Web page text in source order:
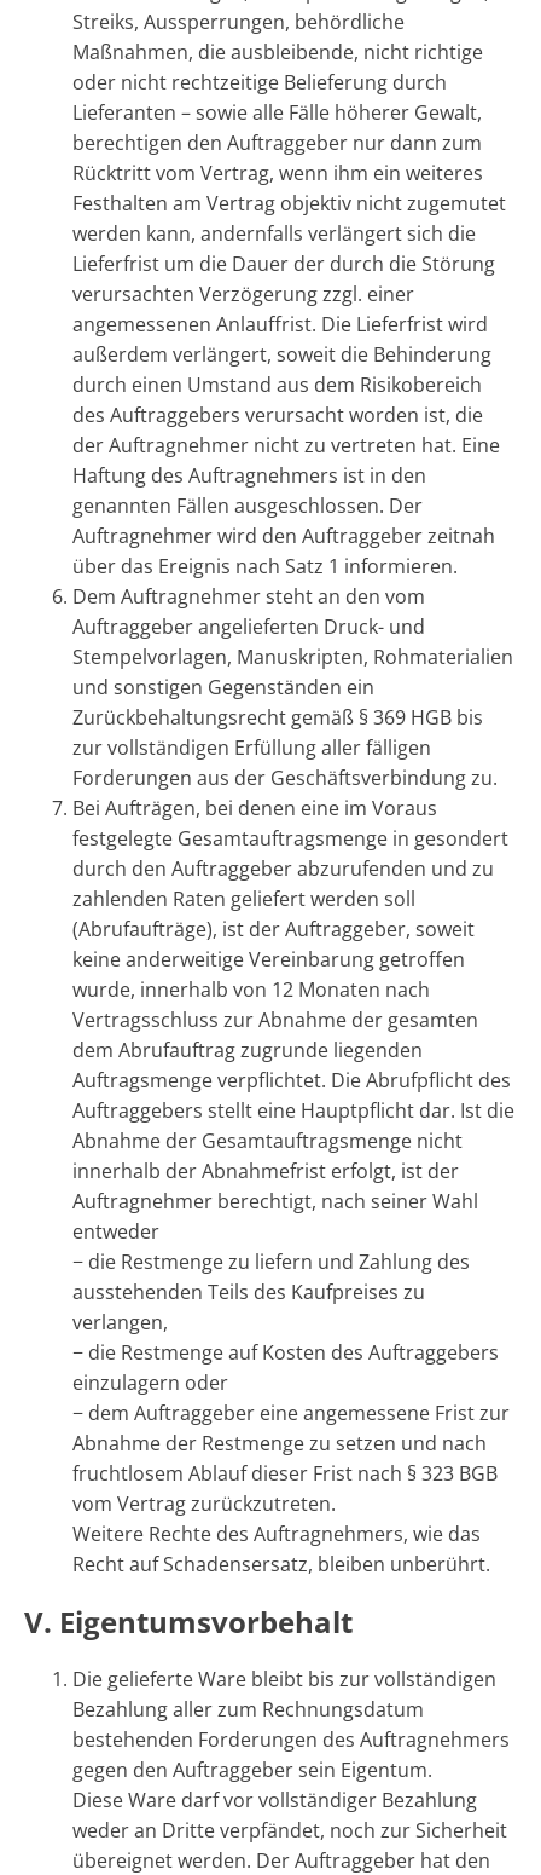
Streiks, Aussperrungen, behördliche
Maßnahmen, die ausbleibende, nicht richtige
oder nicht rechtzeitige Belieferung durch
Lieferanten – sowie alle Fälle höherer Gewalt,
berechtigen den Auftraggeber nur dann zum
Rücktritt vom Vertrag, wenn ihm ein weiteres
Festhalten am Vertrag objektiv nicht zugemutet
werden kann, andernfalls verlängert sich die
Lieferfrist um die Dauer der durch die Störung
verursachten Verzögerung zzgl. einer
angemessenen Anlauffrist. Die Lieferfrist wird
außerdem verlängert, soweit die Behinderung
durch einen Umstand aus dem Risikobereich
des Auftraggebers verursacht worden ist, die
der Auftragnehmer nicht zu vertreten hat. Eine
Haftung des Auftragnehmers ist in den
genannten Fällen ausgeschlossen. Der
Auftragnehmer wird den Auftraggeber zeitnah
über das Ereignis nach Satz 1 informieren.
Dem Auftragnehmer steht an den vom
Auftraggeber angelieferten Druck- und
Stempelvorlagen, Manuskripten, Rohmaterialien
und sonstigen Gegenständen ein
Zurückbehaltungsrecht gemäß § 369 HGB bis
zur vollständigen Erfüllung aller fälligen
Forderungen aus der Geschäftsverbindung zu.
Bei Aufträgen, bei denen eine im Voraus
festgelegte Gesamtauftragsmenge in gesondert
durch den Auftraggeber abzurufenden und zu
zahlenden Raten geliefert werden soll
(Abrufaufträge), ist der Auftraggeber, soweit
keine anderweitige Vereinbarung getroffen
wurde, innerhalb von 12 Monaten nach
Vertragsschluss zur Abnahme der gesamten
dem Abrufauftrag zugrunde liegenden
Auftragsmenge verpflichtet. Die Abrufpflicht des
Auftraggebers stellt eine Hauptpflicht dar. Ist die
Abnahme der Gesamtauftragsmenge nicht
innerhalb der Abnahmefrist erfolgt, ist der
Auftragnehmer berechtigt, nach seiner Wahl
entweder
− die Restmenge zu liefern und Zahlung des
ausstehenden Teils des Kaufpreises zu
verlangen,
− die Restmenge auf Kosten des Auftraggebers
einzulagern oder
− dem Auftraggeber eine angemessene Frist zur
Abnahme der Restmenge zu setzen und nach
fruchtlosem Ablauf dieser Frist nach § 323 BGB
vom Vertrag zurückzutreten.
Weitere Rechte des Auftragnehmers, wie das
Recht auf Schadensersatz, bleiben unberührt.
V. Eigentumsvorbehalt
Die gelieferte Ware bleibt bis zur vollständigen
Bezahlung aller zum Rechnungsdatum
bestehenden Forderungen des Auftragnehmers
gegen den Auftraggeber sein Eigentum.
Diese Ware darf vor vollständiger Bezahlung
weder an Dritte verpfändet, noch zur Sicherheit
übereignet werden. Der Auftraggeber hat den